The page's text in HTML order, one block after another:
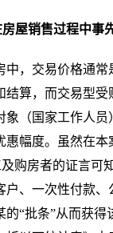
屋销售过程中事
中，交易价格通
算，而交易型
（国家工作人
幅度。虽然在
购房者的证言可
、一次性付款
“批条”从而获